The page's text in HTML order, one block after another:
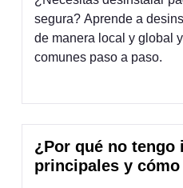
segura? Aprende a
de manera local y global
comunes paso a paso.
¿Por qué no tengo
principales y